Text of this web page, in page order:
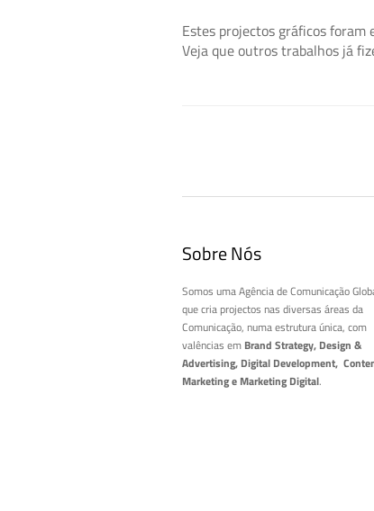
Estes projectos gráficos foram
Veja que outros trabalhos já
Sobre Nós
Somos uma Agência de Comunicação
que cria projectos nas diversas áreas da
Comunicação, numa estrutura única, com
valências em Brand Strategy, Design &
Advertising, Digital Development,
Marketing e Marketing Digital.